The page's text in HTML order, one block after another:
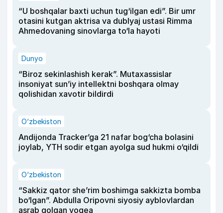
“U boshqalar baxti uchun tug‘ilgan edi”. Bir umr
otasini kutgan aktrisa va dublyaj ustasi Rimma
Ahmedovaning sinovlarga to‘la hayoti
Dunyo
“Biroz sekinlashish kerak”. Mutaxassislar
insoniyat sun’iy intellektni boshqara olmay
qolishidan xavotir bildirdi
O‘zbekiston
Andijonda Tracker’ga 21 nafar bog‘cha bolasini
joylab, YTH sodir etgan ayolga sud hukmi o‘qildi
O‘zbekiston
“Sakkiz qator she’rim boshimga sakkizta bomba
bo‘lgan”. Abdulla Oripovni siyosiy ayblovlardan
asrab qolgan voqea